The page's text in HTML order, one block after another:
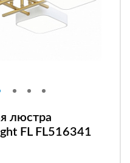
люстра
FL FL516341